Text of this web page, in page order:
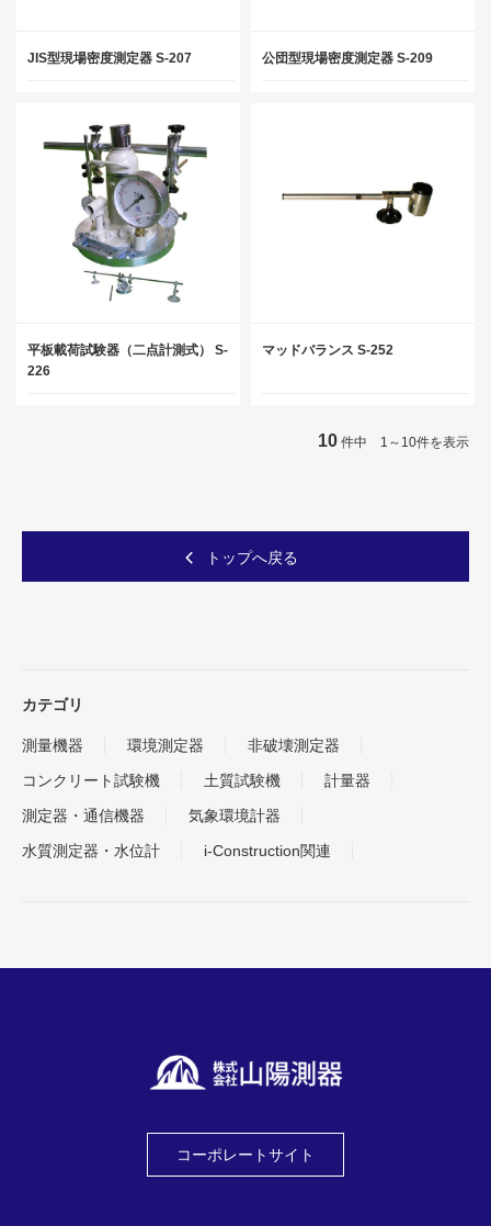
JIS型現場密度測定器 S-207 公団型現場密度測定器 S-209
平板載荷試験器（二点計測式） S-
226
マッドバランス S-252
10 件中 1～10件を表示
トップへ戻る
カテゴリ
測量機器 環境測定器
非破壊測定器
コンクリート試験機
土質試験機
計量器
測定器・通信機器
気象環境計器
水質測定器・水位計
i-Construction関連
コーポレートサイト